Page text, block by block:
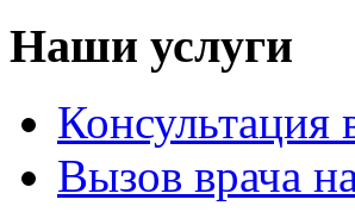
Наши услуги
Консультация
Вызов врача